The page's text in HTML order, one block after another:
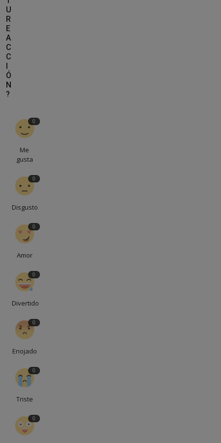
U
R
E
A
C
C
I
Ó
N
?
0
Me
gusta
0
Disgusto
0
Amor
0
Divertido
0
Enojado
0
Triste
0